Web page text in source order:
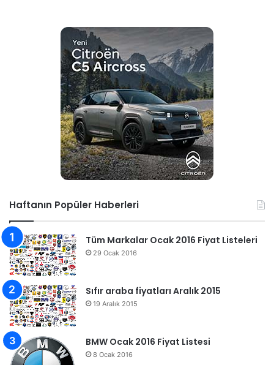
Haftanın Popüler Haberleri
Tüm Markalar Ocak 2016 Fiyat Listeleri
29 Ocak 2016
Sıfır araba fiyatları Aralık 2015
19 Aralık 2015
BMW Ocak 2016 Fiyat Listesi
8 Ocak 2016